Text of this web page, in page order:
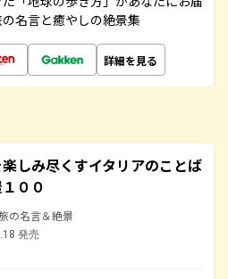
名言と癒やしの絶景集
詳細を見る
しみ尽くすイタリアのことば
００
の名言＆絶景
発売